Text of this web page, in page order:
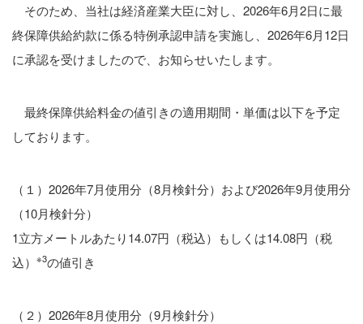
そのため、当社は経済産業大臣に対し、2026年6月2日に最
終保障供給約款に係る特例承認申請を実施し、2026年6月12日
に承認を受けましたので、お知らせいたします。
最終保障供給料金の値引きの適用期間・単価は以下を予定
しております。
（１）2026年7月使用分（8月検針分）および2026年9月使用分
（10月検針分）
1立方メートルあたり14.07円（税込）もしくは14.08円（税
込） ※3の値引き
（２）2026年8月使用分（9月検針分）